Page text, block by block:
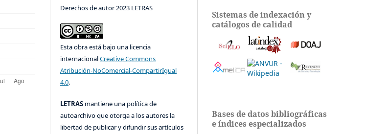
Derechos de autor 2023 LETRAS
Esta obra está bajo una licencia
internacionalCreative Commons
Atribución-NoComercial-CompartirIgual
4.0.
LETRAS mantiene una política de
autoarchivo que otorga a los autores la
libertad de publicar y difundir sus artículos
Sistemas de indexación y
catálogos de calidad
Bases de datos bibliográficas
e índices especializados